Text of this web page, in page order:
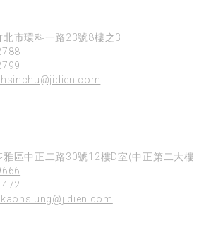
北市環科一路23號8樓之3
區中正二路30號12樓D室(中正第二大樓)